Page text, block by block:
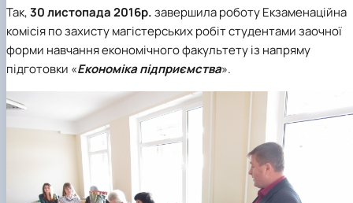
Так,30 листопада 2016р.завершила роботу Екзаменаційна
комісія по захисту магістерських робіт студентами заочної
форми навчання економічного факультету із напряму
підготовки «Економіка підприємства».